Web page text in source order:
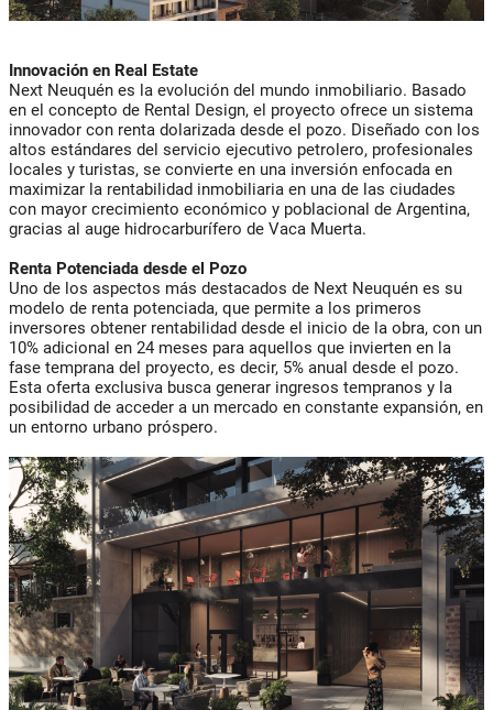
Innovación en Real Estate
Next Neuquén es la evolución del mundo inmobiliario. Basado
en el concepto de Rental Design, el proyecto ofrece un sistema
innovador con renta dolarizada desde el pozo. Diseñado con los
altos estándares del servicio ejecutivo petrolero, profesionales
locales y turistas, se convierte en una inversión enfocada en
maximizar la rentabilidad inmobiliaria en una de las ciudades
con mayor crecimiento económico y poblacional de Argentina,
gracias al auge hidrocarburífero de Vaca Muerta.
Renta Potenciada desde el Pozo
Uno de los aspectos más destacados de Next Neuquén es su
modelo de renta potenciada, que permite a los primeros
inversores obtener rentabilidad desde el inicio de la obra, con un
10% adicional en 24 meses para aquellos que invierten en la
fase temprana del proyecto, es decir, 5% anual desde el pozo.
Esta oferta exclusiva busca generar ingresos tempranos y la
posibilidad de acceder a un mercado en constante expansión, en
un entorno urbano próspero.